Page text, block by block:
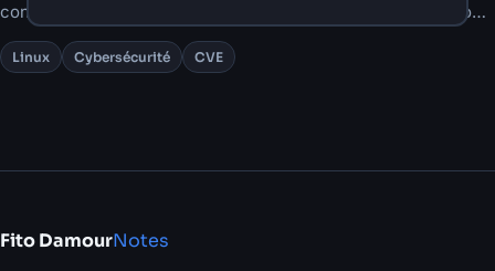
concrètes pour réduire le risque sur vos serveurs Linux, cloud
et conteneurs.
Linux Cybersécurité CVE
Fito DamourNotes